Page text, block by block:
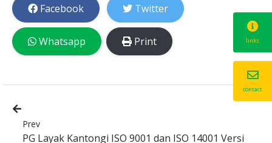
Facebook Twitter
Whatsapp Print
Prev
PG Layak Kantongi ISO 9001 dan ISO 14001 Versi
links
contact